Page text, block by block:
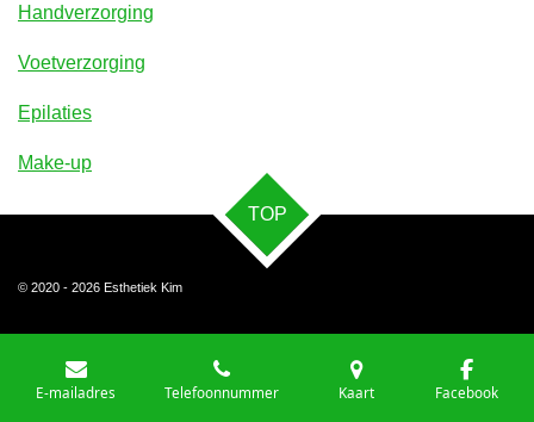
Handverzorging
Voetverzorging
Epilaties
Make-up
TOP
© 2020 - 2026 Esthetiek Kim
E-mailadres Telefoonnummer Kaart Facebook